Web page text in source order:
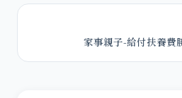
家事親子-給付扶養費